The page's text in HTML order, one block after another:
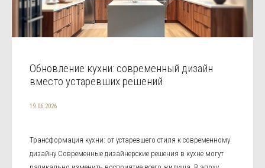
Обновление кухни: современный дизайн
вместо устаревших решений
19.06.2026
Трансформация кухни: от устаревшего стиля к современному
дизайну Современные дизайнерские решения в кухне могут